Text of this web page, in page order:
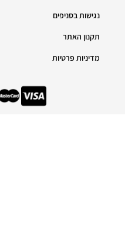
נגישות בסניפים
תקנון האתר
מדיניות פרטיות